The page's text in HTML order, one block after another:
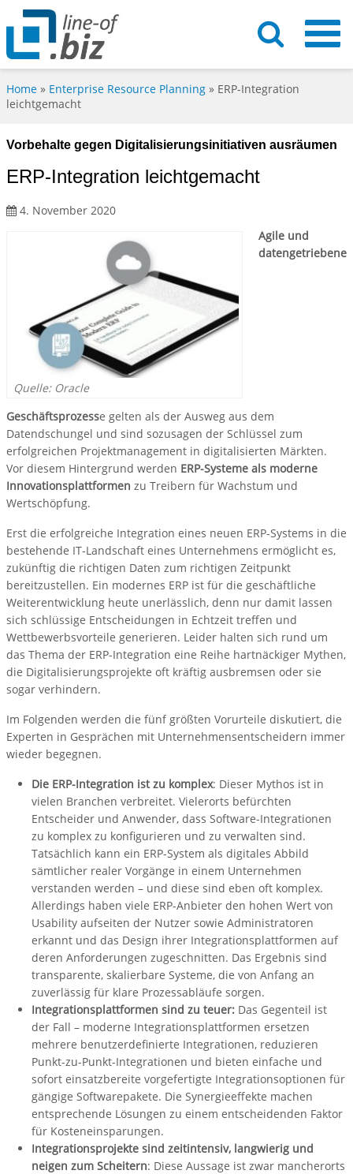
Home » Enterprise Resource Planning » ERP-Integration
leichtgemacht
Vorbehalte gegen Digitalisierungsinitiativen ausräumen
ERP-Integration leichtgemacht
4. November 2020
Quelle: Oracle
Agile und
datengetriebene
Geschäftsprozesse gelten als der Ausweg aus dem
Datendschungel und sind sozusagen der Schlüssel zum
erfolgreichen Projektmanagement in digitalisierten Märkten.
Vor diesem Hintergrund werden ERP-Systeme als moderne
Innovationsplattformen zu Treibern für Wachstum und
Wertschöpfung.
Erst die erfolgreiche Integration eines neuen ERP-Systems in die
bestehende IT-Landschaft eines Unternehmens ermöglicht es,
zukünftig die richtigen Daten zum richtigen Zeitpunkt
bereitzustellen. Ein modernes ERP ist für die geschäftliche
Weiterentwicklung heute unerlässlich, denn nur damit lassen
sich schlüssige Entscheidungen in Echtzeit treffen und
Wettbewerbsvorteile generieren. Leider halten sich rund um
das Thema der ERP-Integration eine Reihe hartnäckiger Mythen,
die Digitalisierungsprojekte oft kräftig ausbremsen oder sie
sogar verhindern.
Im Folgenden werden die fünf größten Vorurteile diskutiert, die
Experten in Gesprächen mit Unternehmensentscheidern immer
wieder begegnen.
Die ERP-Integration ist zu komplex: Dieser Mythos ist in
vielen Branchen verbreitet. Vielerorts befürchten
Entscheider und Anwender, dass Software-Integrationen
zu komplex zu konfigurieren und zu verwalten sind.
Tatsächlich kann ein ERP-System als digitales Abbild
sämtlicher realer Vorgänge in einem Unternehmen
verstanden werden – und diese sind eben oft komplex.
Allerdings haben viele ERP-Anbieter den hohen Wert von
Usability aufseiten der Nutzer sowie Administratoren
erkannt und das Design ihrer Integrationsplattformen auf
deren Anforderungen zugeschnitten. Das Ergebnis sind
transparente, skalierbare Systeme, die von Anfang an
zuverlässig für klare Prozessabläufe sorgen.
Integrationsplattformen sind zu teuer: Das Gegenteil ist
der Fall – moderne Integrationsplattformen ersetzen
mehrere benutzerdefinierte Integrationen, reduzieren
Punkt-zu-Punkt-Integrationen und bieten einfache und
sofort einsatzbereite vorgefertigte Integrationsoptionen für
gängige Softwarepakete. Die Synergieeffekte machen
entsprechende Lösungen zu einem entscheidenden Faktor
für Kosteneinsparungen.
Integrationsprojekte sind zeitintensiv, langwierig und
neigen zum Scheitern: Diese Aussage ist zwar mancherorts